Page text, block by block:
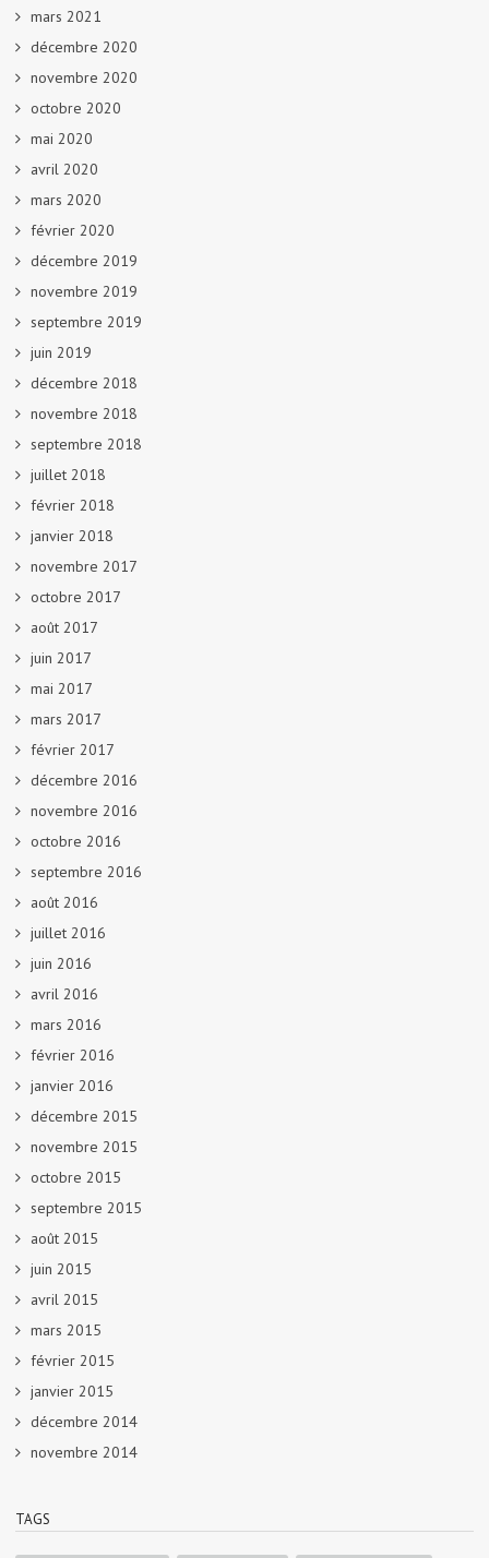
mars 2021
décembre 2020
novembre 2020
octobre 2020
mai 2020
avril 2020
mars 2020
février 2020
décembre 2019
novembre 2019
septembre 2019
juin 2019
décembre 2018
novembre 2018
septembre 2018
juillet 2018
février 2018
janvier 2018
novembre 2017
octobre 2017
août 2017
juin 2017
mai 2017
mars 2017
février 2017
décembre 2016
novembre 2016
octobre 2016
septembre 2016
août 2016
juillet 2016
juin 2016
avril 2016
mars 2016
février 2016
janvier 2016
décembre 2015
novembre 2015
octobre 2015
septembre 2015
août 2015
juin 2015
avril 2015
mars 2015
février 2015
janvier 2015
décembre 2014
novembre 2014
TAGS